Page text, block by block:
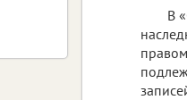
В
правом